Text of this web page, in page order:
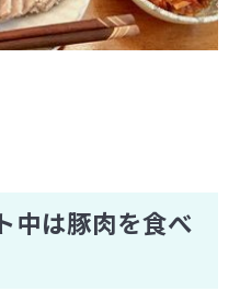
中は豚肉を食べ